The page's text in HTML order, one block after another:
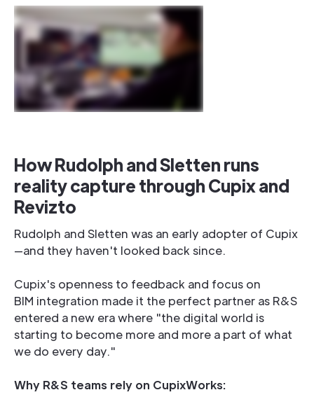
How Rudolph and Sletten runs
reality capture through Cupix and
Revizto
Rudolph and Sletten was an early adopter of Cupix
—and they haven't looked back since.
Cupix's openness to feedback and focus on
BIM integration made it the perfect partner as R&S
entered a new era where "the digital world is
starting to become more and more a part of what
we do every day."
Why R&S teams rely on CupixWorks: